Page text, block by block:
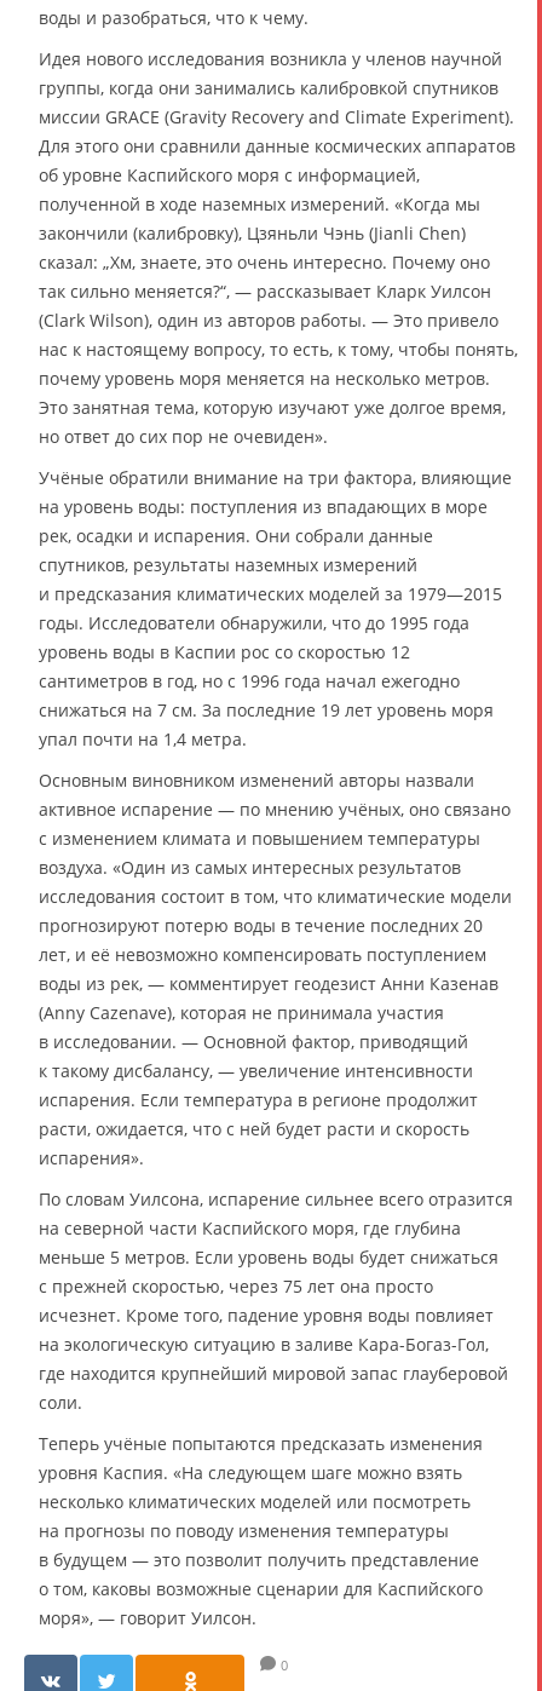
воды и разобраться, что к чему.
Идея нового исследования возникла у членов научной
группы, когда они занимались калибровкой спутников
миссии GRACE (Gravity Recovery and Climate Experiment).
Для этого они сравнили данные космических аппаратов
об уровне Каспийского моря с информацией,
полученной в ходе наземных измерений. «Когда мы
закончили (калибровку), Цзяньли Чэнь (Jianli Chen)
сказал: „Хм, знаете, это очень интересно. Почему оно
так сильно меняется?“, — рассказывает Кларк Уилсон
(Clark Wilson), один из авторов работы. — Это привело
нас к настоящему вопросу, то есть, к тому, чтобы понять,
почему уровень моря меняется на несколько метров.
Это занятная тема, которую изучают уже долгое время,
но ответ до сих пор не очевиден».
Учёные обратили внимание на три фактора, влияющие
на уровень воды: поступления из впадающих в море
рек, осадки и испарения. Они собрали данные
спутников, результаты наземных измерений
и предсказания климатических моделей за 1979—2015
годы. Исследователи обнаружили, что до 1995 года
уровень воды в Каспии рос со скоростью 12
сантиметров в год, но с 1996 года начал ежегодно
снижаться на 7 см. За последние 19 лет уровень моря
упал почти на 1,4 метра.
Основным виновником изменений авторы назвали
активное испарение — по мнению учёных, оно связано
с изменением климата и повышением температуры
воздуха. «Один из самых интересных результатов
исследования состоит в том, что климатические модели
прогнозируют потерю воды в течение последних 20
лет, и её невозможно компенсировать поступлением
воды из рек, — комментирует геодезист Анни Казенав
(Anny Cazenave), которая не принимала участия
в исследовании. — Основной фактор, приводящий
к такому дисбалансу, — увеличение интенсивности
испарения. Если температура в регионе продолжит
расти, ожидается, что с ней будет расти и скорость
испарения».
По словам Уилсона, испарение сильнее всего отразится
на северной части Каспийского моря, где глубина
меньше 5 метров. Если уровень воды будет снижаться
с прежней скоростью, через 75 лет она просто
исчезнет. Кроме того, падение уровня воды повлияет
на экологическую ситуацию в заливе Кара-Богаз-Гол,
где находится крупнейший мировой запас глауберовой
соли.
Теперь учёные попытаются предсказать изменения
уровня Каспия. «На следующем шаге можно взять
несколько климатических моделей или посмотреть
на прогнозы по поводу изменения температуры
в будущем — это позволит получить представление
о том, каковы возможные сценарии для Каспийского
моря», — говорит Уилсон.
0